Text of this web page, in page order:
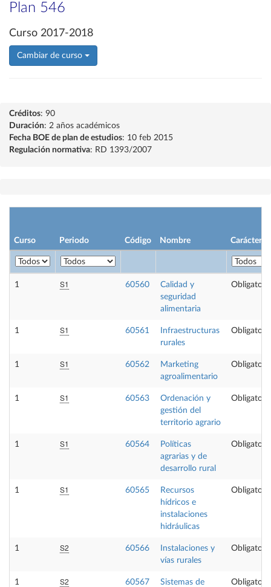
Plan 546
Curso 2017-2018
Cambiar de curso
Créditos: 90
Duración: 2 años académicos
Fecha BOE de plan de estudios: 10 feb 2015
Regulación normativa: RD 1393/2007
Curso Periodo Código Nombre Carácter
1 S1 60560
Calidad y
seguridad
alimentaria
Obligatoria
1 S1 60561
Infraestructuras
rurales
Obligatoria
1 S1 60562
Marketing
agroalimentario
Obligatoria
1 S1 60563
Ordenación y
gestión del
territorio agrario
Obligatoria
1 S1 60564
Políticas
agrarias y de
desarrollo rural
Obligatoria
1 S1 60565
Recursos
hídricos e
instalaciones
hidráulicas
Obligatoria
1 S2 60566
Instalaciones y
vías rurales
Obligatoria
1 S2 60567
Sistemas de
Obligatoria